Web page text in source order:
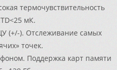
термочувствительность
мК.
(+/-). Отслеживание самых
точек.
Поддержка карт памяти